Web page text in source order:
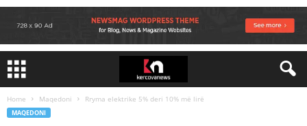
Home Maqedoni Rryma elektrike 5% deri 10% më lirë
MAQEDONI